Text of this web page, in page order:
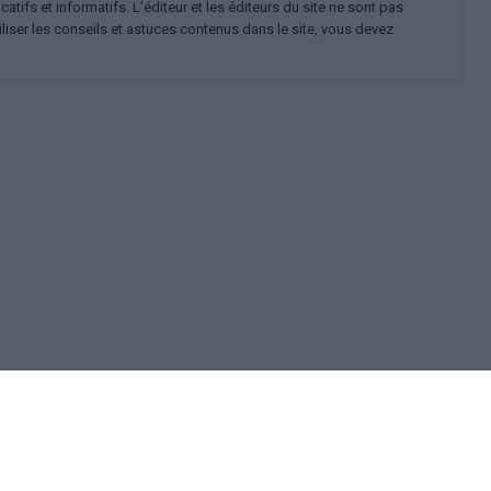
et informatifs. L'éditeur et les éditeurs du site ne sont pas
les conseils et astuces contenus dans le site, vous devez